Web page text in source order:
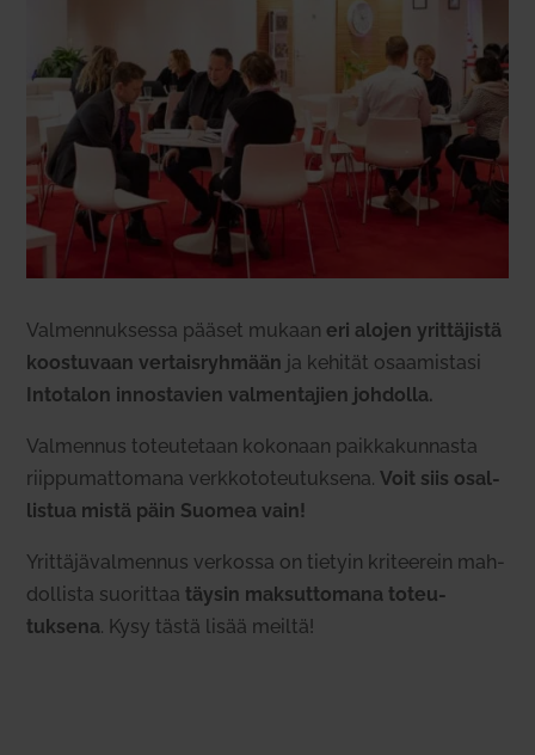
Val­men­nuk­sessa pääset mukaan eri alojen yrit­tä­jistä
koos­tuvaan ver­tais­ryhmään ja kehität osaa­mistasi
Into­talon innos­tavien val­men­tajien joh­dolla.
Val­mennus toteu­tetaan kokonaan paik­ka­kun­nasta
riip­pu­mat­tomana verk­ko­to­teu­tuksena.Voit siis osal­
listua mistä päin Suomea vain!
Yrit­tä­jä­val­mennus ver­kossa on tietyin kri­teerein mah­
dol­lista suo­rittaa täysin mak­sut­tomana toteu­
tuksena. Kysy tästä lisää meiltä!